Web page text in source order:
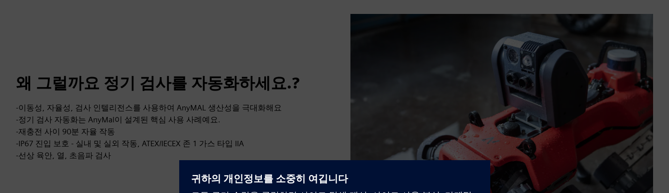
왜 그럴까요 정기 검사를 자동화하세요.?
-이동성, 자율성, 검사 인텔리전스를 사용하여 AnyMAL 생산성을 극대화해요
-정기 검사 자동화는 AnyMal이 설계된 핵심 사용 사례예요.
-재충전 사이 90분 자율 작동
-IP67 진입 보호 - 실내 및 실외 작동, ATEX/IECEX 존 1 가스 타입 IIA
-선상 육안, 열, 초음파 검사